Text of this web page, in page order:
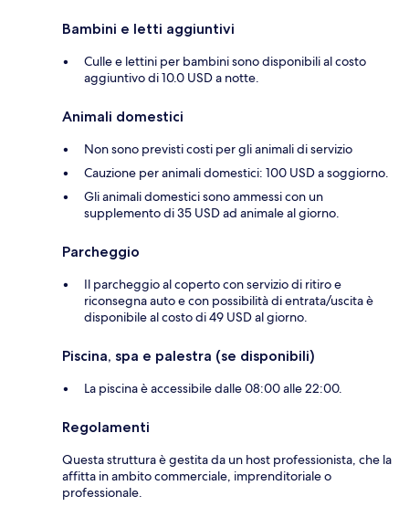
Bambini e letti aggiuntivi
Culle e lettini per bambini sono disponibili al costo
aggiuntivo di 10.0 USD a notte.
Animali domestici
Non sono previsti costi per gli animali di servizio
Cauzione per animali domestici: 100 USD a soggiorno.
Gli animali domestici sono ammessi con un
supplemento di 35 USD ad animale al giorno.
Parcheggio
Il parcheggio al coperto con servizio di ritiro e
riconsegna auto e con possibilità di entrata/uscita è
disponibile al costo di 49 USD al giorno.
Piscina, spa e palestra (se disponibili)
La piscina è accessibile dalle 08:00 alle 22:00.
Regolamenti
Questa struttura è gestita da un host professionista, che la
affitta in ambito commerciale, imprenditoriale o
professionale.